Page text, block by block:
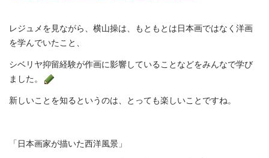
レジュメを見ながら、横山操は、もともとは日本画ではなく洋画
を学んでいたこと、
シベリヤ抑留経験が作画に影響していることなどをみんなで学び
ました。
新しいことを知るというのは、とっても楽しいことですね。
「日本画家が描いた西洋風景」